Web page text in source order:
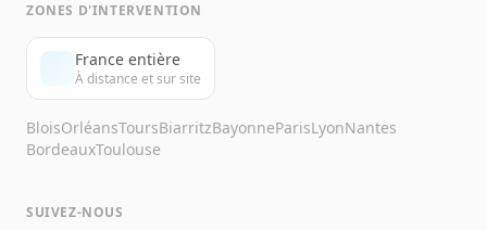
ZONES D'INTERVENTION
France entière
À distance et sur site
BloisOrléansToursBiarritzBayonneParisLyonNantes
BordeauxToulouse
SUIVEZ-NOUS